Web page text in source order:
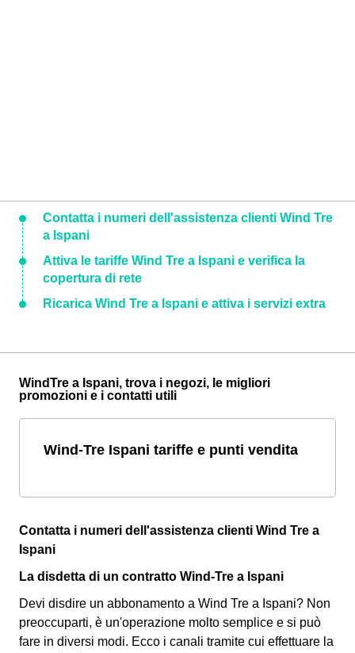
Contatta i numeri dell'assistenza clienti Wind Tre
a Ispani
Attiva le tariffe Wind Tre a Ispani e verifica la
copertura di rete
Ricarica Wind Tre a Ispani e attiva i servizi extra
WindTre a Ispani, trova i negozi, le migliori
promozioni e i contatti utili
Wind-Tre Ispani tariffe e punti vendita
Contatta i numeri dell'assistenza clienti Wind Tre a
Ispani
La disdetta di un contratto Wind-Tre a Ispani
Devi disdire un abbonamento a Wind Tre a Ispani? Non
preoccuparti, è un'operazione molto semplice e si può
fare in diversi modi. Ecco i canali tramite cui effettuare la